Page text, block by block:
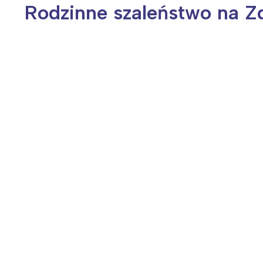
Rodzinne szaleństwo na